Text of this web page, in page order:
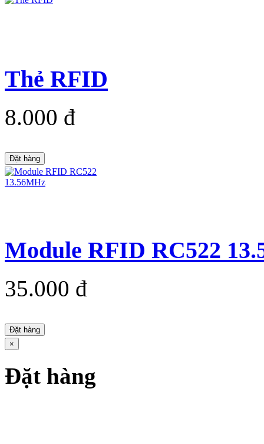
Thẻ RFID
8.000 đ
Đặt hàng
Module RFID RC522
35.000 đ
Đặt hàng
×
Đặt hàng